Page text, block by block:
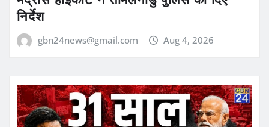
निर्देश
gbn24news@gmail.com Aug 4, 2026